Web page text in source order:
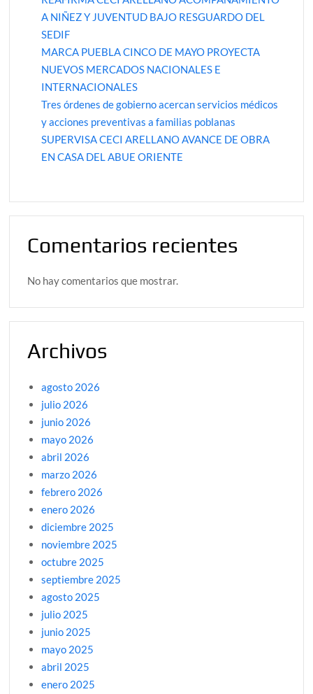
A NIÑEZ Y JUVENTUD BAJO RESGUARDO DEL
SEDIF
MARCA PUEBLA CINCO DE MAYO PROYECTA
NUEVOS MERCADOS NACIONALES E
INTERNACIONALES
Tres órdenes de gobierno acercan servicios médicos
y acciones preventivas a familias poblanas
SUPERVISA CECI ARELLANO AVANCE DE OBRA
EN CASA DEL ABUE ORIENTE
Comentarios recientes
No hay comentarios que mostrar.
Archivos
agosto 2026
julio 2026
junio 2026
mayo 2026
abril 2026
marzo 2026
febrero 2026
enero 2026
diciembre 2025
noviembre 2025
octubre 2025
septiembre 2025
agosto 2025
julio 2025
junio 2025
mayo 2025
abril 2025
enero 2025